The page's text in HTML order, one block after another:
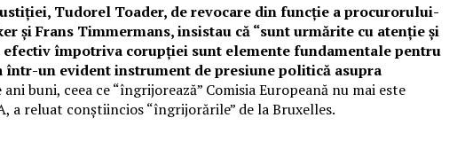
Tudorel Toader, de revocare din funcție a procurorului-
și Frans Timmermans, insistau că “sunt urmărite cu atenţie şi
împotriva corupţiei sunt elemente fundamentale pentru
într-un evident instrument de presiune politică asupra
ani buni, ceea ce “îngrijorează” Comisia Europeană nu mai este
reluat conștiincios “îngrijorările” de la Bruxelles.